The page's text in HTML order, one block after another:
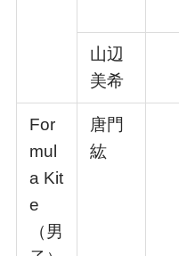
⼭辺
美希
For
mul
a Kit
e
（男
唐⾨
紘